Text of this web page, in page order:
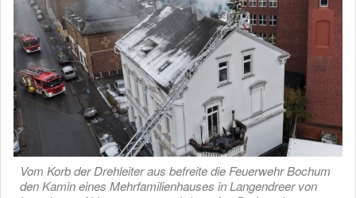
Vom Korb der Drehleiter aus befreite die Feuerwehr Bochum
den Kamin eines Mehrfamilienhauses in Langendreer von